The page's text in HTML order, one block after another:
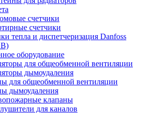
счетчики
счетчики
тепла и диспетчеризация Danfoss
оборудование
для общеобменной вентиляции
дымоудаления
для общеобменной вентиляции
дымоудаления
клапаны
для каналов